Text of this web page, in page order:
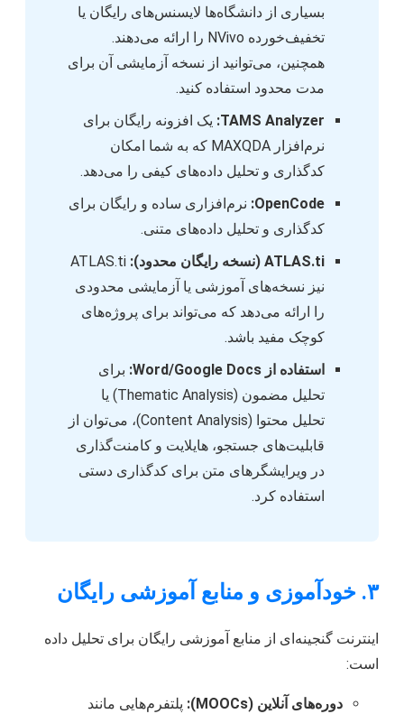
بسیاری از دانشگاه‌ها لایسنس‌های رایگان یا
تخفیف‌خورده NVivo را ارائه می‌دهند.
همچنین، می‌توانید از نسخه آزمایشی آن برای
مدت محدود استفاده کنید.
TAMS Analyzer: یک افزونه رایگان برای
نرم‌افزار MAXQDA که به شما امکان
کدگذاری و تحلیل داده‌های کیفی را می‌دهد.
OpenCode: نرم‌افزاری ساده و رایگان برای
کدگذاری و تحلیل داده‌های متنی.
ATLAS.ti (نسخه رایگان محدود):
ATLAS.ti
نیز نسخه‌های آموزشی یا آزمایشی محدودی
را ارائه می‌دهد که می‌تواند برای پروژه‌های
کوچک مفید باشد.
استفاده از Word/Google Docs:
برای
تحلیل مضمون (Thematic Analysis) یا
تحلیل محتوا (Content Analysis)، می‌توان از
قابلیت‌های جستجو، هایلایت و کامنت‌گذاری
در ویرایشگرهای متن برای کدگذاری دستی
استفاده کرد.
۳. خودآموزی و منابع آموزشی رایگان
اینترنت گنجینه‌ای از منابع آموزشی رایگان برای تحلیل داده
است:
دوره‌های آنلاین (MOOCs):
پلتفرم‌هایی مانند